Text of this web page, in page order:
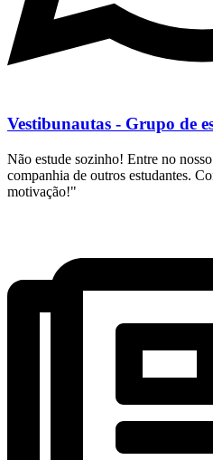
Vestibunautas - Grupo de
Não estude sozinho! Entre no
companhia de outros estudantes.
motivação!"